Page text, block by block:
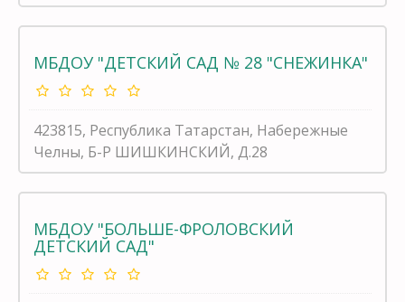
МБДОУ "ДЕТСКИЙ САД № 28 "СНЕЖИНКА"
423815, Республика Татарстан, Набережные
Челны, Б-Р ШИШКИНСКИЙ, Д.28
МБДОУ "БОЛЬШЕ-ФРОЛОВСКИЙ
ДЕТСКИЙ САД"